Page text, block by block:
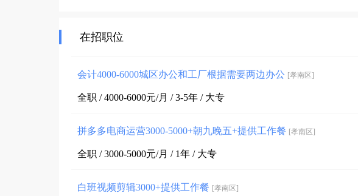
在招职位
会计4000-6000城区办公和工厂根据需要两边办公 [孝南区]
全职 / 4000-6000元/月 / 3-5年 / 大专
拼多多电商运营3000-5000+朝九晚五+提供工作餐 [孝南区]
全职 / 3000-5000元/月 / 1年 / 大专
白班视频剪辑3000+提供工作餐 [孝南区]